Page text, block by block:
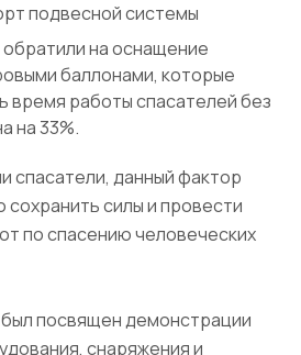
подвесной системы
на оснащение
баллонами, которые
время работы спасателей без
на 33%.
спасатели, данный фактор
силы и провести
по спасению человеческих
посвящен демонстрации
снаряжения и